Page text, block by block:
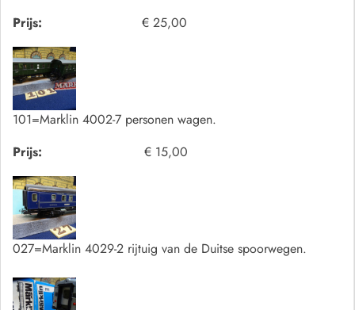
Prijs:
€ 25,00
101=Marklin 4002-7 personen wagen.
Prijs:
€ 15,00
027=Marklin 4029-2 rijtuig van de Duitse spoorwegen.